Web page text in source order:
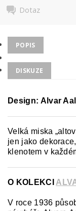
Dotaz
POPIS
DISKUZE
Design: Alvar
Velká miska
jen jako
klenotem v
O KOLEKCI
V roce 1936